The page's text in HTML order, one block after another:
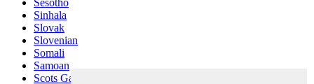
Sesotho
Sinhala
Slovak
Slovenian
Somali
Samoan
Scots Gaelic